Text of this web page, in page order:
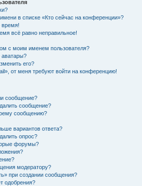
в списке «Кто сейчас на конференции»?
время!
всё равно неправильное!
с моим именем пользователя?
аватары?
его?
от меня требуют войти на конференцию!
сообщение?
сообщение?
сообщению?
вариантов ответа?
опрос?
форумы?
модератору?
при создании сообщения?
одобрения?